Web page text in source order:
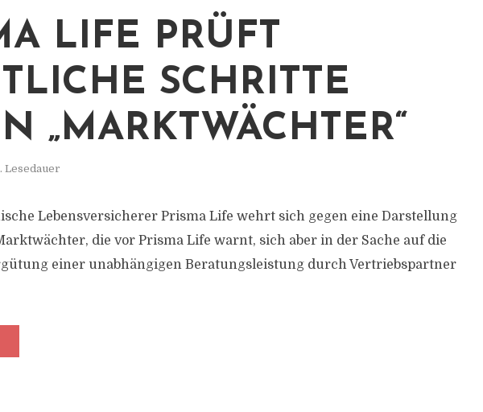
LIFE PRÜFT
SCHRITTE
„MARKTWÄCHTER“
Lesedauer
Lebensversicherer Prisma Life wehrt sich gegen eine Darstellung
die vor Prisma Life warnt, sich aber in der Sache auf die
einer unabhängigen Beratungsleistung durch Vertriebspartner